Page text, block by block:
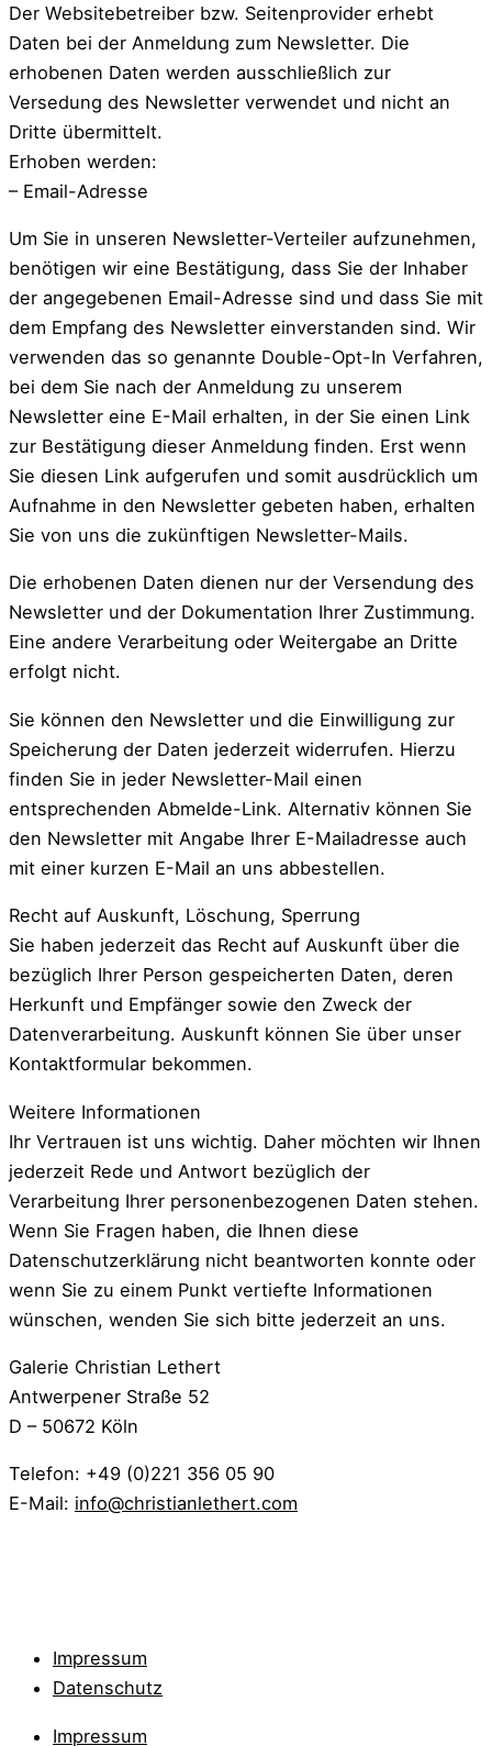
Der Websitebetreiber bzw. Seitenprovider erhebt
Daten bei der Anmeldung zum Newsletter. Die
erhobenen Daten werden ausschließlich zur
Versedung des Newsletter verwendet und nicht an
Dritte übermittelt.
Erhoben werden:
– Email-Adresse
Um Sie in unseren Newsletter-Verteiler aufzunehmen,
benötigen wir eine Bestätigung, dass Sie der Inhaber
der angegebenen Email-Adresse sind und dass Sie mit
dem Empfang des Newsletter einverstanden sind. Wir
verwenden das so genannte Double-Opt-In Verfahren,
bei dem Sie nach der Anmeldung zu unserem
Newsletter eine E-Mail erhalten, in der Sie einen Link
zur Bestätigung dieser Anmeldung finden. Erst wenn
Sie diesen Link aufgerufen und somit ausdrücklich um
Aufnahme in den Newsletter gebeten haben, erhalten
Sie von uns die zukünftigen Newsletter-Mails.
Die erhobenen Daten dienen nur der Versendung des
Newsletter und der Dokumentation Ihrer Zustimmung.
Eine andere Verarbeitung oder Weitergabe an Dritte
erfolgt nicht.
Sie können den Newsletter und die Einwilligung zur
Speicherung der Daten jederzeit widerrufen. Hierzu
finden Sie in jeder Newsletter-Mail einen
entsprechenden Abmelde-Link. Alternativ können Sie
den Newsletter mit Angabe Ihrer E-Mailadresse auch
mit einer kurzen E-Mail an uns abbestellen.
Recht auf Auskunft, Löschung, Sperrung
Sie haben jederzeit das Recht auf Auskunft über die
bezüglich Ihrer Person gespeicherten Daten, deren
Herkunft und Empfänger sowie den Zweck der
Datenverarbeitung. Auskunft können Sie über unser
Kontaktformular bekommen.
Weitere Informationen
Ihr Vertrauen ist uns wichtig. Daher möchten wir Ihnen
jederzeit Rede und Antwort bezüglich der
Verarbeitung Ihrer personenbezogenen Daten stehen.
Wenn Sie Fragen haben, die Ihnen diese
Datenschutzerklärung nicht beantworten konnte oder
wenn Sie zu einem Punkt vertiefte Informationen
wünschen, wenden Sie sich bitte jederzeit an uns.
Galerie Christian Lethert
Antwerpener Straße 52
D – 50672 Köln
Telefon: +49 (0)221 356 05 90
E-Mail: info@christianlethert.com
Impressum
Datenschutz
Impressum